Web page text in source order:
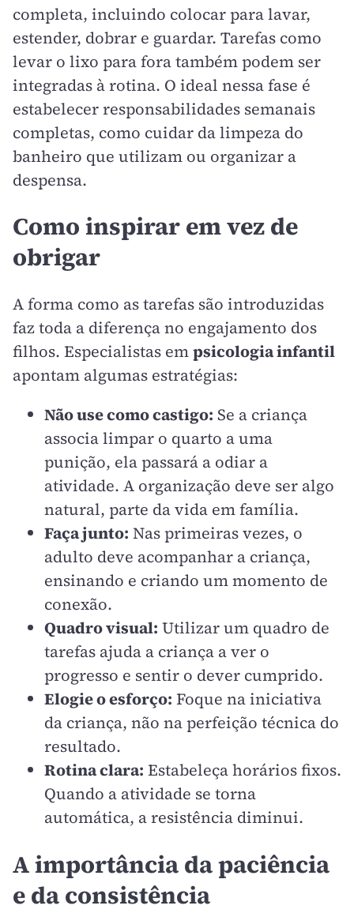
completa, incluindo colocar para lavar,
estender, dobrar e guardar. Tarefas como
levar o lixo para fora também podem ser
integradas à rotina. O ideal nessa fase é
estabelecer responsabilidades semanais
completas, como cuidar da limpeza do
banheiro que utilizam ou organizar a
despensa.
Como inspirar em vez de
obrigar
A forma como as tarefas são introduzidas
faz toda a diferença no engajamento dos
filhos. Especialistas empsicologia infantil
apontam algumas estratégias:
Não use como castigo: Se a criança
associa limpar o quarto a uma
punição, ela passará a odiar a
atividade. A organização deve ser algo
natural, parte da vida em família.
Faça junto: Nas primeiras vezes, o
adulto deve acompanhar a criança,
ensinando e criando um momento de
conexão.
Quadro visual: Utilizar um quadro de
tarefas ajuda a criança a ver o
progresso e sentir o dever cumprido.
Elogie o esforço: Foque na iniciativa
da criança, não na perfeição técnica do
resultado.
Rotina clara: Estabeleça horários fixos.
Quando a atividade se torna
automática, a resistência diminui.
A importância da paciência
e da consistência